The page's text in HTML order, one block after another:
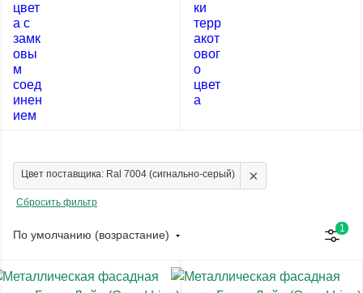
Цвет поставщика: Ral 7004 (сигнально-серый) ×
Сбросить фильтр
По умолчанию (возрастание) 1